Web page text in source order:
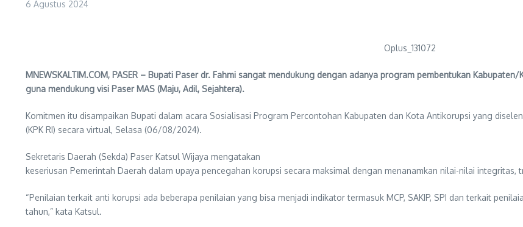
6 Agustus 2024
Oplus_131072
MNEWSKALTIM.COM, PASER – Bupati Paser dr. Fahmi sangat mendukung dengan adanya program pembentukan
guna mendukung visi Paser MAS (Maju, Adil, Sejahtera).
Komitmen itu disampaikan Bupati dalam acara Sosialisasi Program Percontohan Kabupaten dan Kota Antikorupsi yang
(KPK RI) secara virtual, Selasa (06/08/2024).
Sekretaris Daerah (Sekda) Paser Katsul Wijaya mengatakan
keseriusan Pemerintah Daerah dalam upaya pencegahan korupsi secara maksimal dengan menanamkan nilai-nilai
“Penilaian terkait anti korupsi ada beberapa penilaian yang bisa menjadi indikator termasuk MCP, SAKIP, SPI dan terkait
tahun,” kata Katsul.